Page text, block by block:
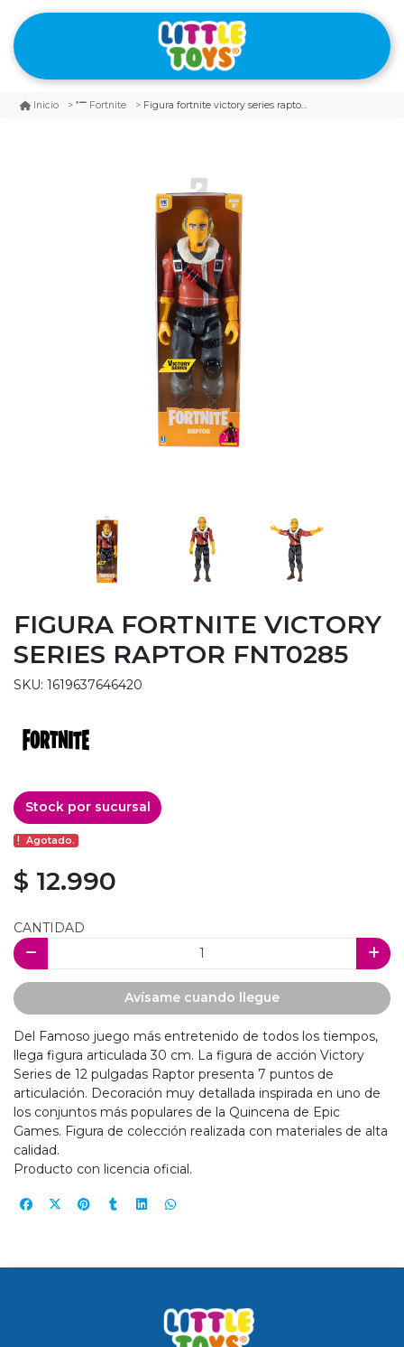
Inicio Fortnite Figura fortnite victory series raptor fnt0285
FIGURA FORTNITE VICTORY
SERIES RAPTOR FNT0285
SKU: 1619637646420
Stock por sucursal
Agotado.
$ 12.990
CANTIDAD
Avísame cuando llegue
Del Famoso juego más entretenido de todos los tiempos,
llega figura articulada 30 cm. La figura de acción Victory
Series de 12 pulgadas Raptor presenta 7 puntos de
articulación. Decoración muy detallada inspirada en uno de
los conjuntos más populares de la Quincena de Epic
Games. Figura de colección realizada con materiales de alta
calidad.
Producto con licencia oficial.